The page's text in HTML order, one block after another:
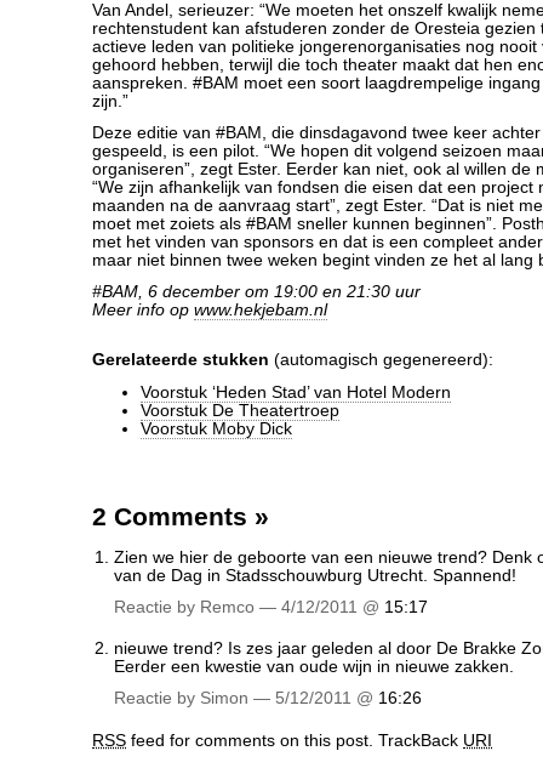
Van Andel, serieuzer: “We moeten het onszelf kwalijk
rechtenstudent kan afstuderen zonder de Oresteia gezien
actieve leden van politieke jongerenorganisaties nog nooit
gehoord hebben, terwijl die toch theater maakt dat hen
aanspreken. #BAM moet een soort laagdrempelige
zijn.”
Deze editie van #BAM, die dinsdagavond twee keer
gespeeld, is een pilot. “We hopen dit volgend seizoen
organiseren”, zegt Ester. Eerder kan niet, ook al willen de
“We zijn afhankelijk van fondsen die eisen dat een project
maanden na de aanvraag start”, zegt Ester. “Dat is niet
moet met zoiets als #BAM sneller kunnen beginnen”.
met het vinden van sponsors en dat is een compleet
maar niet binnen twee weken begint vinden ze het al lang
#BAM, 6 december om 19:00 en 21:30 uur
Meer info op www.hekjebam.nl
Gerelateerde stukken (automagisch gegenereerd):
Voorstuk ‘Heden Stad’ van Hotel Modern
Voorstuk De Theatertroep
Voorstuk Moby Dick
2 Comments »
Zien we hier de geboorte van een nieuwe trend? Denk
van de Dag in Stadsschouwburg Utrecht. Spannend!
Reactie by Remco — 4/12/2011 @ 15:17
nieuwe trend? Is zes jaar geleden al door De Brakke
Eerder een kwestie van oude wijn in nieuwe zakken.
Reactie by Simon — 5/12/2011 @ 16:26
RSS feed for comments on this post. TrackBack URI